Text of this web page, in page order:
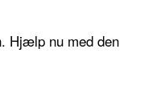
Hjælp nu med den